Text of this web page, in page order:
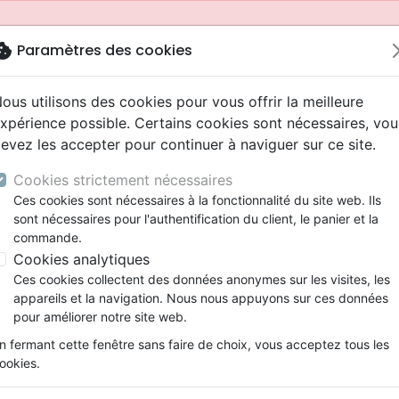
Nouveautés
Testaments
Etude biblique
Segond
Darby
Bandes dessinées
Souffrance, Relation d'aide
Ethique, société, politique
ans
Adolescents, jeunes
Latino, Folk
Soul
Rap, Hip-hop
Louange, Adoration
Pop, Rock
animés
conférences
Films, fiction
Jeux
Papeterie
depuis votre pays (United States).
Paramètres des cookies
utilisons des cookies pour vous offrir la meilleure
possible. Certains cookies sont nécessaires,
les accepter pour continuer à naviguer sur ce site.
Cookies strictement nécessaires
Ces cookies sont nécessaires à la fonctionnalité du site web. Ils
sont nécessaires pour l'authentification du client, le panier et la
commande.
Cookies analytiques
Ces cookies collectent des données anonymes sur les visites, les
appareils et la navigation. Nous nous appuyons sur ces données
pour améliorer notre site web.
fermant cette fenêtre sans faire de choix, vous acceptez tous les